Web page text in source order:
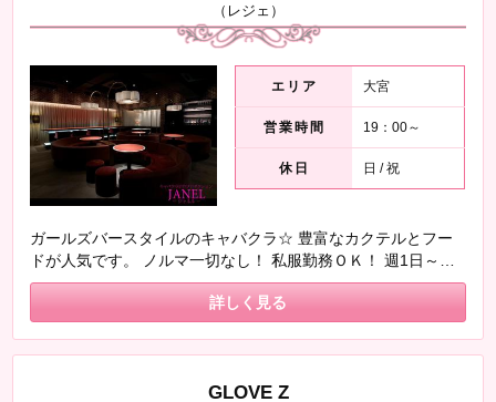
（レジェ）
エリア 大宮
営業時間 19：00～
休日 日 / 祝
ガールズバースタイルのキャバクラ☆ 豊富なカクテルとフー
ドが人気です。 ノルマ一切なし！ 私服勤務ＯＫ！ 週1日～Ｏ
Ｋ！ 女の子は明るく元気な子が多いです♪ 本格的なキャバクラ
が苦手な子にオススメ ライトにお仕事できます(^^)/
詳しく見る
GLOVE Z